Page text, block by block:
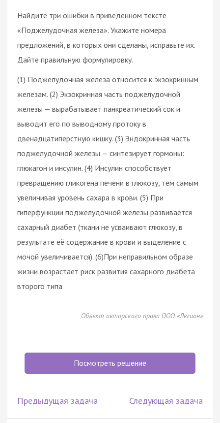
Найдите три ошибки в приведённом тексте
«Поджелудочная железа». Укажите номера
предложений, в которых они сделаны, исправьте их.
Дайте правильную формулировку.
(1) Поджелудочная железа относится к экзокринным
железам. (2) Экзокринная часть поджелудочной
железы — вырабатывает панкреатический сок и
выводит его по выводному протоку в
двенадцатиперстную кишку. (3) Эндокринная часть
поджелудочной железы — синтезирует гормоны:
глюкагон и инсулин. (4) Инсулин способствует
превращению гликогена печени в глюкозу, тем самым
увеличивая уровень сахара в крови. (5) При
гиперфункции поджелудочной железы развивается
сахарный диабет (ткани не усваивают глюкозу, в
результате её содержание в крови и выделение с
мочой увеличивается). (6)При неправильном образе
жизни возрастает риск развития сахарного диабета
второго типа
Объект авторского права ООО «Легион»
Посмотреть решение
Предыдущая задача Следующая задача